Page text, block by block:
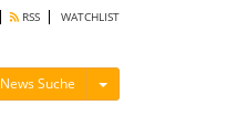
RSS WATCHLIST
News Suche Menü ein-/ausblenden